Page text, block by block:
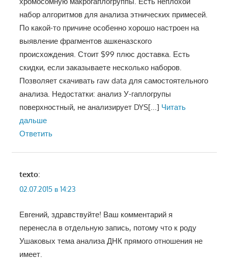
набор алгоритмов для анализа этнических примесей.
По какой-то причине особенно хорошо настроен на
выявление фрагментов ашкеназского
происхождения. Стоит $99 плюс доставка. Есть
скидки, если заказываете несколько наборов.
Позволяет скачивать raw data для самостоятельного
анализа. Недостатки: анализ У-гаплогрупы
поверхностный, не анализирует DYS[...] Читать
дальше
Ответить
texto:
02.07.2015 в 14:23
Евгений, здравствуйте! Ваш комментарий я
перенесла в отдельную запись, потому что к роду
Ушаковых тема анализа ДНК прямого отношения не
имеет.